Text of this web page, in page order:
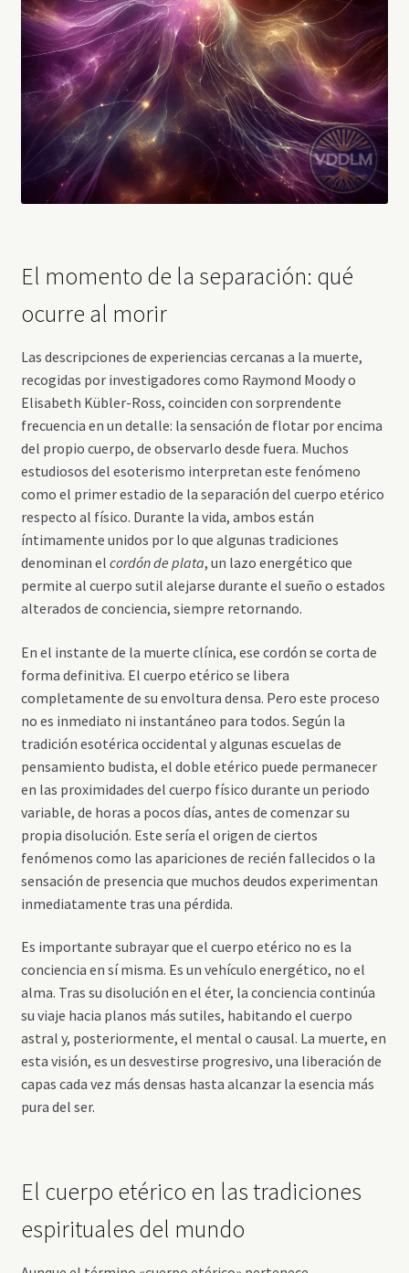
El momento de la separación: qué
ocurre al morir
Las descripciones de experiencias cercanas a la muerte,
recogidas por investigadores como Raymond Moody o
Elisabeth Kübler-Ross, coinciden con sorprendente
frecuencia en un detalle: la sensación de flotar por encima
del propio cuerpo, de observarlo desde fuera. Muchos
estudiosos del esoterismo interpretan este fenómeno
como el primer estadio de la separación del cuerpo etérico
respecto al físico. Durante la vida, ambos están
íntimamente unidos por lo que algunas tradiciones
denominan el cordón de plata, un lazo energético que
permite al cuerpo sutil alejarse durante el sueño o estados
alterados de conciencia, siempre retornando.
En el instante de la muerte clínica, ese cordón se corta de
forma definitiva. El cuerpo etérico se libera
completamente de su envoltura densa. Pero este proceso
no es inmediato ni instantáneo para todos. Según la
tradición esotérica occidental y algunas escuelas de
pensamiento budista, el doble etérico puede permanecer
en las proximidades del cuerpo físico durante un periodo
variable, de horas a pocos días, antes de comenzar su
propia disolución. Este sería el origen de ciertos
fenómenos como las apariciones de recién fallecidos o la
sensación de presencia que muchos deudos experimentan
inmediatamente tras una pérdida.
Es importante subrayar que el cuerpo etérico no es la
conciencia en sí misma. Es un vehículo energético, no el
alma. Tras su disolución en el éter, la conciencia continúa
su viaje hacia planos más sutiles, habitando el cuerpo
astral y, posteriormente, el mental o causal. La muerte, en
esta visión, es un desvestirse progresivo, una liberación de
capas cada vez más densas hasta alcanzar la esencia más
pura del ser.
El cuerpo etérico en las tradiciones
espirituales del mundo